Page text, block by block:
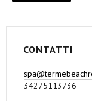
CONTATTI
34275113736